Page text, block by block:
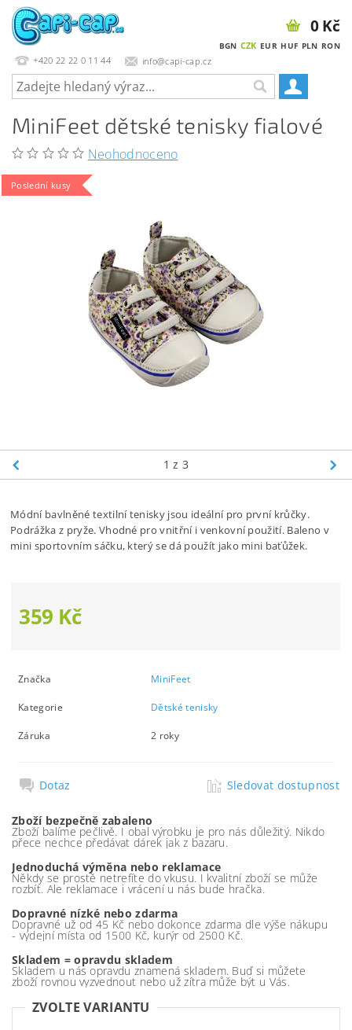
+420 22 22 0 11 44 info@capi-cap.cz
BGN CZK EUR HUF PLN RON
0 Kč
MiniFeet dětské tenisky fialové
Neohodnoceno
Poslední kusy
1 z 3
Módní bavlněné textilní tenisky jsou ideální pro první krůčky.
Podrážka z pryže. Vhodné pro vnitřní i venkovní použití. Baleno v
mini sportovním sáčku, který se dá použít jako mini baťůžek.
359 Kč
Značka MiniFeet
Kategorie Dětské tenisky
Záruka 2 roky
Dotaz Sledovat dostupnost
Zboží bezpečně zabaleno
Zboží balíme pečlivě. I obal výrobku je pro nás důležitý. Nikdo
přece nechce předávat dárek jak z bazaru.
Jednoduchá výměna nebo reklamace
Někdy se prostě netrefíte do vkusu. I kvalitní zboží se může
rozbít. Ale reklamace i vrácení u nás bude hračka.
Dopravné nízké nebo zdarma
Dopravné už od 45 Kč nebo dokonce zdarma dle výše nákupu
- výdejní místa od 1500 Kč, kurýr od 2500 Kč.
Skladem = opravdu skladem
Skladem u nás opravdu znamená skladem. Buď si můžete
zboží rovnou vyzvednout nebo už zítra může být u Vás.
ZVOLTE VARIANTU